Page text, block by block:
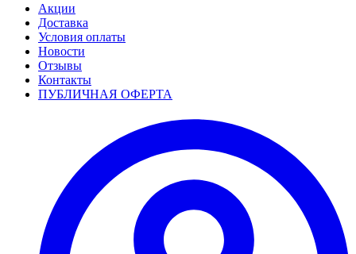
Акции
Доставка
Условия оплаты
Новости
Отзывы
Контакты
ПУБЛИЧНАЯ ОФЕРТА